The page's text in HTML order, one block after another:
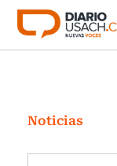
Click acá para ir
Investigación
Cultura
Noticias